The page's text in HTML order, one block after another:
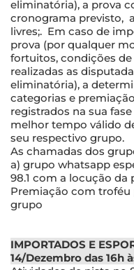
eliminatória), a prova
cronograma previsto,
livres;. Em caso de
prova (por qualquer
fortuitos, condições de
realizadas as
eliminatória), a
categorias e
registrados na sua
melhor tempo válido
seu respectivo grupo.
As chamadas dos
a) grupo whatsapp
98.1 com a locução da
Premiação com troféu
grupo
IMPORTADOS E
14/Dezembro das 16h